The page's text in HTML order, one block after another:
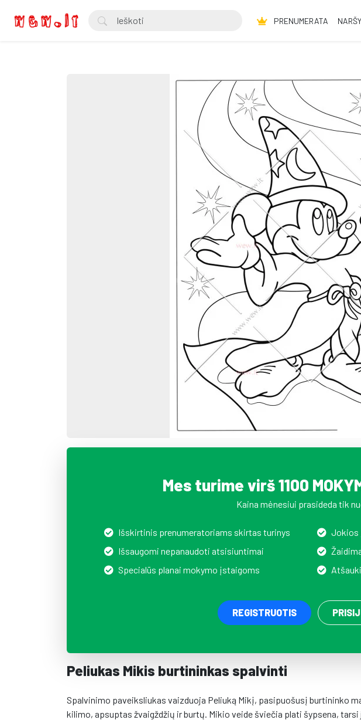
PRENUMERATA
Mes turime virš 1100
Kaina mėnesiui prasideda tik
Išskirtinis prenumeratoriams skirtas turinys
Išsaugomi nepanaudoti atsisiuntimai
Specialūs planai mokymo įstaigoms
Jokios
REGISTRUOTIS
Peliukas Mikis burtininkas spalvinti
Spalvinimo paveiksliukas vaizduoja Peliuką Mikį, pasipuošusį burtininko
kilimo, apsuptas žvaigždžių ir burtų. Mikio veide šviečia plati šypsena,